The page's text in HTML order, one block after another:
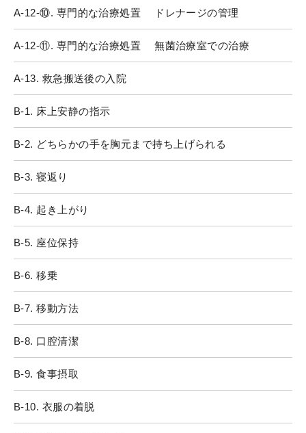
A-12-⑩. 専門的な治療処置 ドレナージの管理
A-12-⑪. 専門的な治療処置 無菌治療室での治療
A-13. 救急搬送後の入院
B-1. 床上安静の指示
B-2. どちらかの手を胸元まで持ち上げられる
B-3. 寝返り
B-4. 起き上がり
B-5. 座位保持
B-6. 移乗
B-7. 移動方法
B-8. 口腔清潔
B-9. 食事摂取
B-10. 衣服の着脱